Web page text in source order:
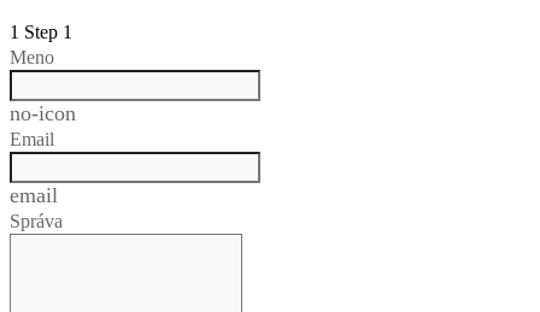
1 Step 1
Meno
no-icon
Email
email
Správa